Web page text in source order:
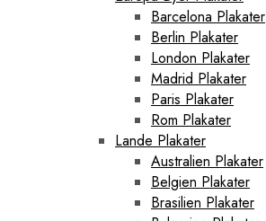
Barcelona Plakater
Berlin Plakater
London Plakater
Madrid Plakater
Paris Plakater
Rom Plakater
Lande Plakater
Australien Plakater
Belgien Plakater
Brasilien Plakater